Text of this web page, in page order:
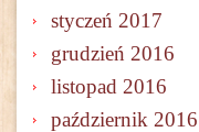
styczeń 2017
grudzień 2016
listopad 2016
październik 2016